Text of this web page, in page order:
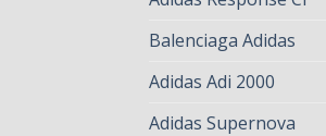
Balenciaga Adidas
Adidas Adi 2000
Adidas Supernova